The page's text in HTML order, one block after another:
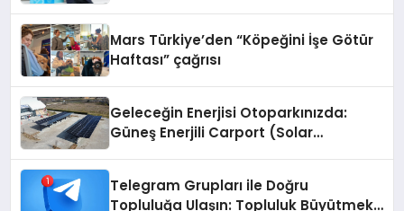
Mars Türkiye’den “Köpeğini İşe Götür
Haftası” çağrısı
Geleceğin Enerjisi Otoparkınızda:
Güneş Enerjili Carport (Solar
Telegram Grupları ile Doğru
Topluluğa Ulaşın: Topluluk Büyütmek